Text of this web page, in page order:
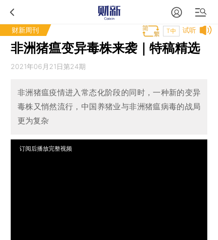
财新周刊 试听
T中
非洲猪瘟变异毒株来袭｜特稿精选
2021年06月21日第24期
非洲猪瘟疫情进入常态化阶段的同时，一种新的变异
毒株又悄然流行，中国养猪业与非洲猪瘟病毒的战局
更为复杂
订阅后播放完整视频